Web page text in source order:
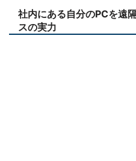
社内にある自分のPCを遠
スの実力